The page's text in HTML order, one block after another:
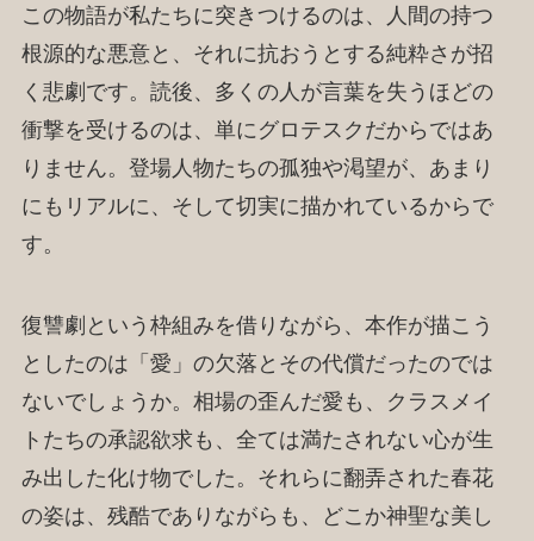
この物語が私たちに突きつけるのは、人間の持つ
根源的な悪意と、それに抗おうとする純粋さが招
く悲劇です。読後、多くの人が言葉を失うほどの
衝撃を受けるのは、単にグロテスクだからではあ
りません。登場人物たちの孤独や渇望が、あまり
にもリアルに、そして切実に描かれているからで
す。
復讐劇という枠組みを借りながら、本作が描こう
としたのは「愛」の欠落とその代償だったのでは
ないでしょうか。相場の歪んだ愛も、クラスメイ
トたちの承認欲求も、全ては満たされない心が生
み出した化け物でした。それらに翻弄された春花
の姿は、残酷でありながらも、どこか神聖な美し